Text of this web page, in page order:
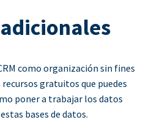
como organización sin fines
gratuitos que puedes
poner a trabajar los datos
bases de datos.